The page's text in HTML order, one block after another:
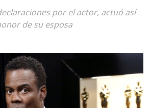
por el actor, actuó así
de su esposa